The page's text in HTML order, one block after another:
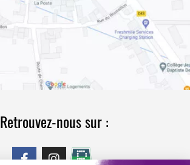
Retrouvez-nous sur :